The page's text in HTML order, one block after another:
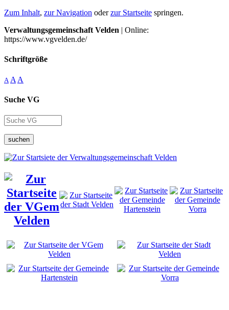
Zum Inhalt, zur Navigation oderzur Startseite springen.
Verwaltungsgemeinschaft Velden | Online:
https://www.vgvelden.de/
Schriftgröße
A A A
Suche VG
suchen